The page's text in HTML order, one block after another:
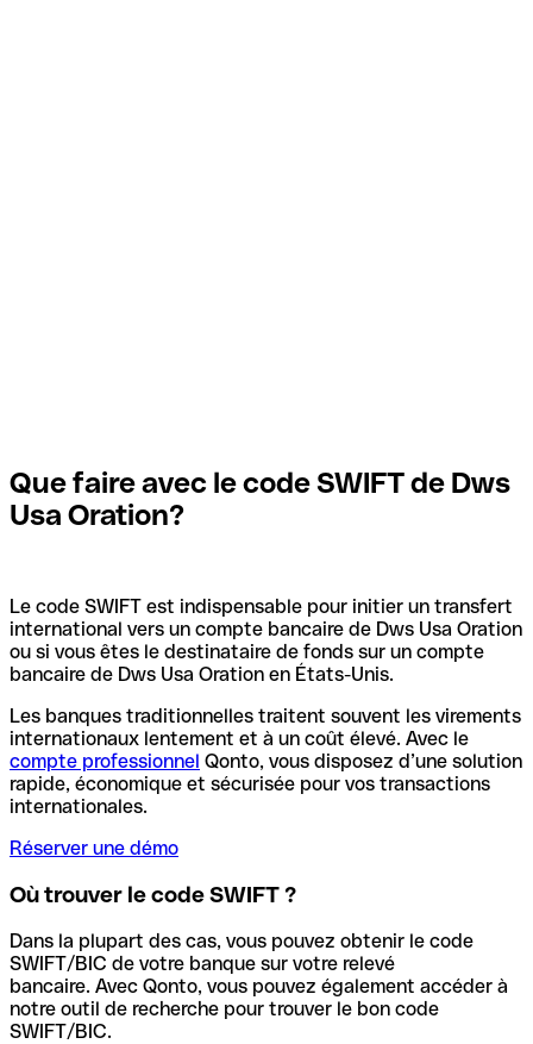
Que faire avec le code SWIFT de Dws
Usa Oration?
Le code SWIFT est indispensable pour initier un transfert
international vers un compte bancaire de Dws Usa Oration
ou si vous êtes le destinataire de fonds sur un compte
bancaire de Dws Usa Oration en États-Unis.
Les banques traditionnelles traitent souvent les virements
internationaux lentement et à un coût élevé. Avec le
compte professionnel Qonto, vous disposez d’une solution
rapide, économique et sécurisée pour vos transactions
internationales.
Réserver une démo
Où trouver le code SWIFT ?
Dans la plupart des cas, vous pouvez obtenir le code
SWIFT/BIC de votre banque sur votre relevé
bancaire. Avec Qonto, vous pouvez également accéder à
notre outil de recherche pour trouver le bon code
SWIFT/BIC.